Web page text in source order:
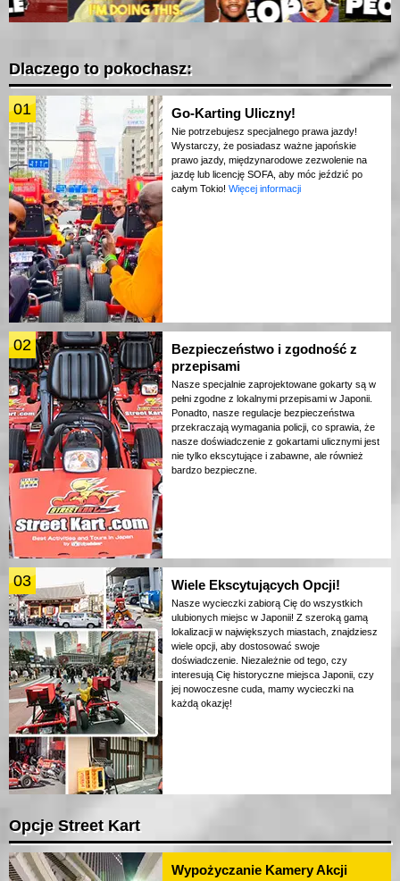
Dlaczego to pokochasz:
01 Go-Karting Uliczny!
Nie potrzebujesz specjalnego prawa jazdy!
Wystarczy, że posiadasz ważne japońskie
prawo jazdy, międzynarodowe zezwolenie na
jazdę lub licencję SOFA, aby móc jeździć po
całym Tokio! Więcej informacji
02
Bezpieczeństwo i zgodność z
przepisami
Nasze specjalnie zaprojektowane gokarty są w
pełni zgodne z lokalnymi przepisami w Japonii.
Ponadto, nasze regulacje bezpieczeństwa
przekraczają wymagania policji, co sprawia, że
nasze doświadczenie z gokartami ulicznymi jest
nie tylko ekscytujące i zabawne, ale również
bardzo bezpieczne.
03 Wiele Ekscytujących Opcji!
Nasze wycieczki zabiorą Cię do wszystkich
ulubionych miejsc w Japonii! Z szeroką gamą
lokalizacji w największych miastach, znajdziesz
wiele opcji, aby dostosować swoje
doświadczenie. Niezależnie od tego, czy
interesują Cię historyczne miejsca Japonii, czy
jej nowoczesne cuda, mamy wycieczki na
każdą okazję!
Opcje Street Kart
Wypożyczanie Kamery Akcji